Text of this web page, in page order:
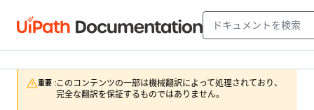
重要 :このコンテンツの一部は機械翻訳によって処理されており、
完全な翻訳を保証するものではありません。